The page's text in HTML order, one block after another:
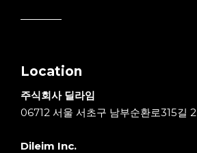
Location
주식회사 딜라임
06712 서울 서초구 남부순환로315길 2
Dileim Inc.